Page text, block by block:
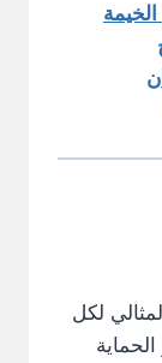
لكل